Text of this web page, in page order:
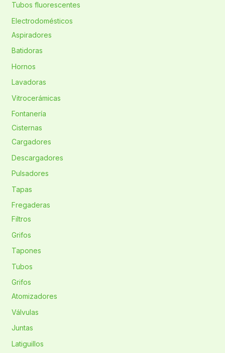
Tubos fluorescentes
Electrodomésticos
Aspiradores
Batidoras
Hornos
Lavadoras
Vitrocerámicas
Fontanería
Cisternas
Cargadores
Descargadores
Pulsadores
Tapas
Fregaderas
Filtros
Grifos
Tapones
Tubos
Grifos
Atomizadores
Válvulas
Juntas
Latiguillos